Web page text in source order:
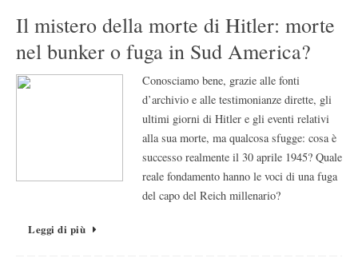
Il mistero della morte di Hitler: morte
nel bunker o fuga in Sud America?
Conosciamo bene, grazie alle fonti
d’archivio e alle testimonianze dirette, gli
ultimi giorni di Hitler e gli eventi relativi
alla sua morte, ma qualcosa sfugge: cosa è
successo realmente il 30 aprile 1945? Quale
reale fondamento hanno le voci di una fuga
del capo del Reich millenario?
Leggi di più